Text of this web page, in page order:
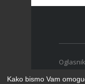
Kako bismo Vam